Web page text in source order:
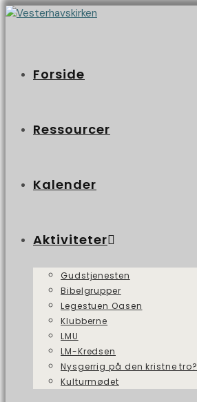
Forside
Ressourcer
Kalender
Aktiviteter
Gudstjenesten
Bibelgrupper
Legestuen Oasen
Klubberne
LMU
LM-Kredsen
Nysgerrig på den kristne tro?
Kulturmødet